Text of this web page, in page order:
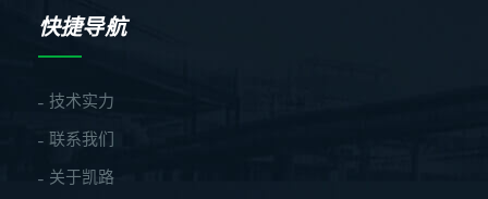
快捷导航
技术实力
联系我们
关于凯路